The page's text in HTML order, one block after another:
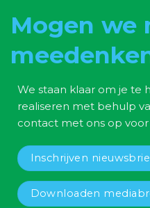
Mogen we
We staan klaar om je te
realiseren met behulp
contact met ons op
Inschrijven
Downloaden